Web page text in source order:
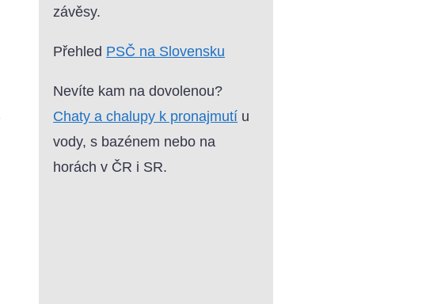
závěsy.
Přehled PSČ na Slovensku
Nevíte kam na dovolenou?
Chaty a chalupy k pronajmutí u
vody, s bazénem nebo na
horách v ČR i SR.